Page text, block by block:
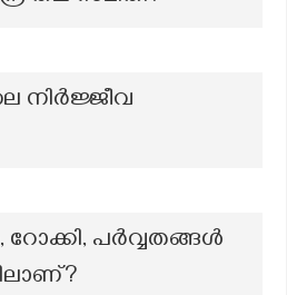
നിർജ്ജീവ
റോക്കി, പർവ്വതങ്ങൾ